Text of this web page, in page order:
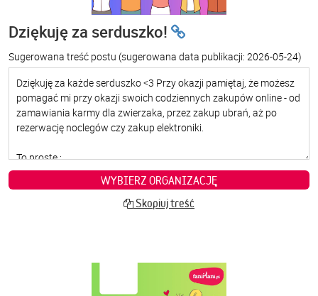
Dziękuję za serduszko!
Sugerowana treść postu (sugerowana data publikacji: 2026-05-24)
WYBIERZ ORGANIZACJĘ
Skopiuj treść